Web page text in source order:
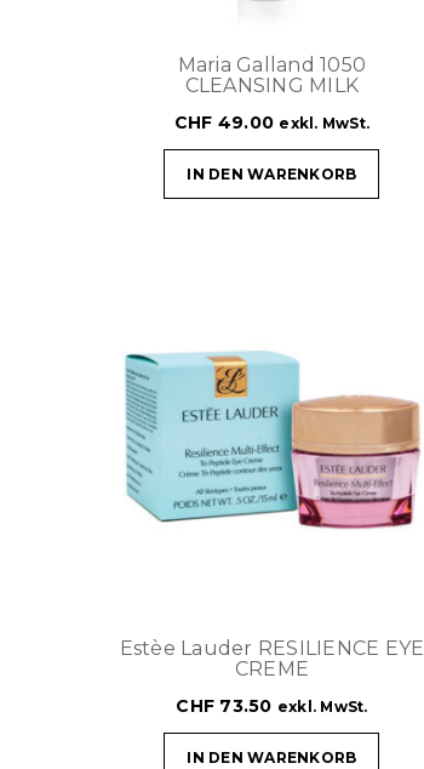
Maria Galland 1050
CLEANSING MILK
CHF 49.00 exkl. MwSt.
IN DEN WARENKORB
Estèe Lauder RESILIENCE EYE
CREME
CHF 73.50 exkl. MwSt.
IN DEN WARENKORB